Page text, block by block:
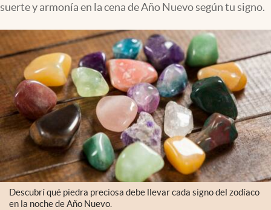
Infotechnology
Clase
Clima
Mundial 2026
Eventos Corporativos
El Cronista Studio
Mediakit
abre en nueva pestaña
Argentina
suerte y armonía en la cena de Año Nuevo según tu signo.
Descubrí qué piedra preciosa debe llevar cada signo del zodíaco
en la noche de Año Nuevo.